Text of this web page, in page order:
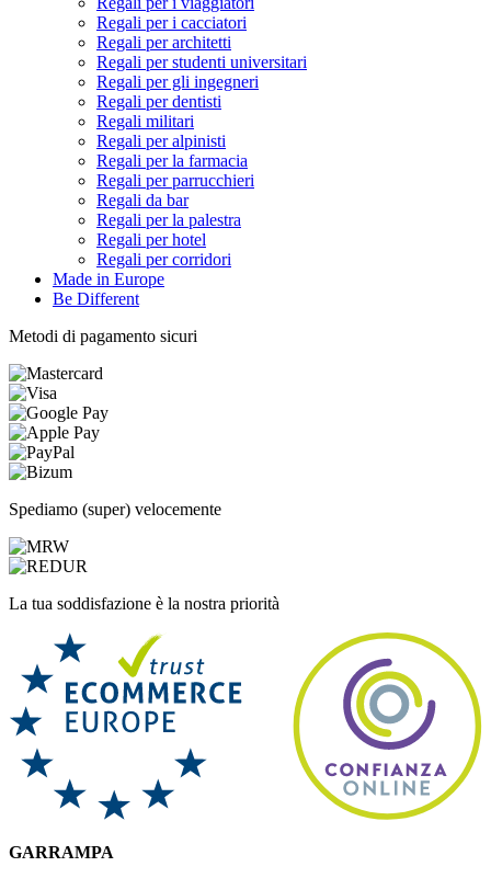
Regali per i cacciatori
Regali per architetti
Regali per studenti universitari
Regali per gli ingegneri
Regali per dentisti
Regali militari
Regali per alpinisti
Regali per la farmacia
Regali per parrucchieri
Regali da bar
Regali per la palestra
Regali per hotel
Regali per corridori
Made in Europe
Be Different
Metodi di pagamento sicuri
Spediamo (super) velocemente
La tua soddisfazione è la nostra priorità
GARRAMPA